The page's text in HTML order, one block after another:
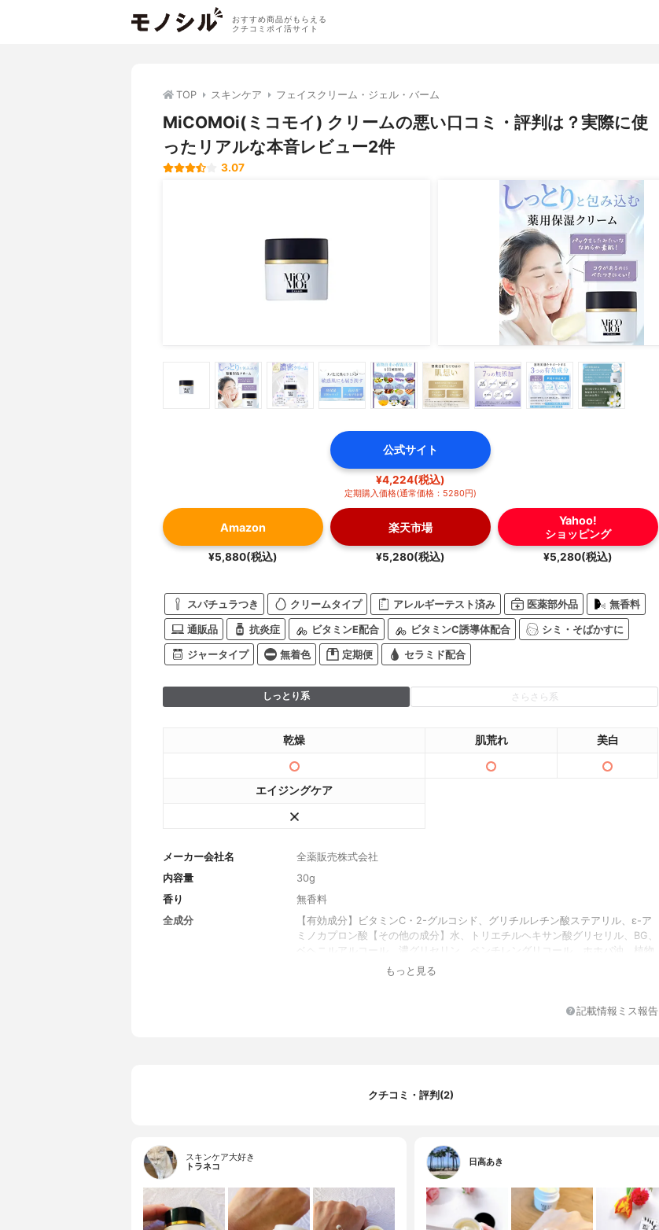
おすすめ商品がもらえる
クチコミポイ活サイト
TOP スキンケア フェイスクリーム・ジェル・バーム
MiCOMOi(ミコモイ) クリームの悪い口コミ・評判は？実際に使
ったリアルな本音レビュー2件
3.07
公式サイト
¥4,224(税込)
定期購入価格(通常価格：5280円)
Amazon
¥5,880(税込)
楽天市場
¥5,280(税込)
Yahoo!
ショッピング
¥5,280(税込)
スパチュラつき クリームタイプ アレルギーテスト済み 医薬部外品 無香料
通販品 抗炎症 ビタミンE配合 ビタミンC誘導体配合 シミ・そばかすに
ジャータイプ 無着色 定期便 セラミド配合
しっとり系 さらさら系
乾燥 肌荒れ 美白
エイジングケア
メーカー会社名
全薬販売株式会社
内容量
30g
香り
無香料
全成分
【有効成分】ビタミンC・2-グルコシド、グリチルレチン酸ステアリル、ε-ア
ミノカプロン酸【その他の成分】水、トリエチルヘキサン酸グリセリル、BG、
ベヘニルアルコール、濃グリセリン、ペンチレングリコール、ホホバ油、植物
性スクワラン、サラシミツロウ、イガイグリコーゲン、オウゴンエキス、甘草
体、キサンタンガム、グリセリンエチルヘキシルエーテル、ジグリセリン、水
もっと見る
記載情報ミス報告
クチコミ・評判(2)
スキンケア大好き
トラネコ
日高あき